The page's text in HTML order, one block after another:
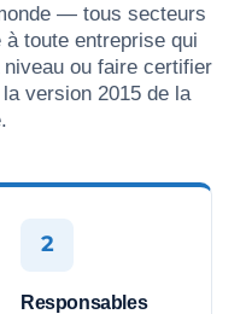
— tous secteurs
toute entreprise qui
ou faire certifier
version 2015 de la
2
Responsables